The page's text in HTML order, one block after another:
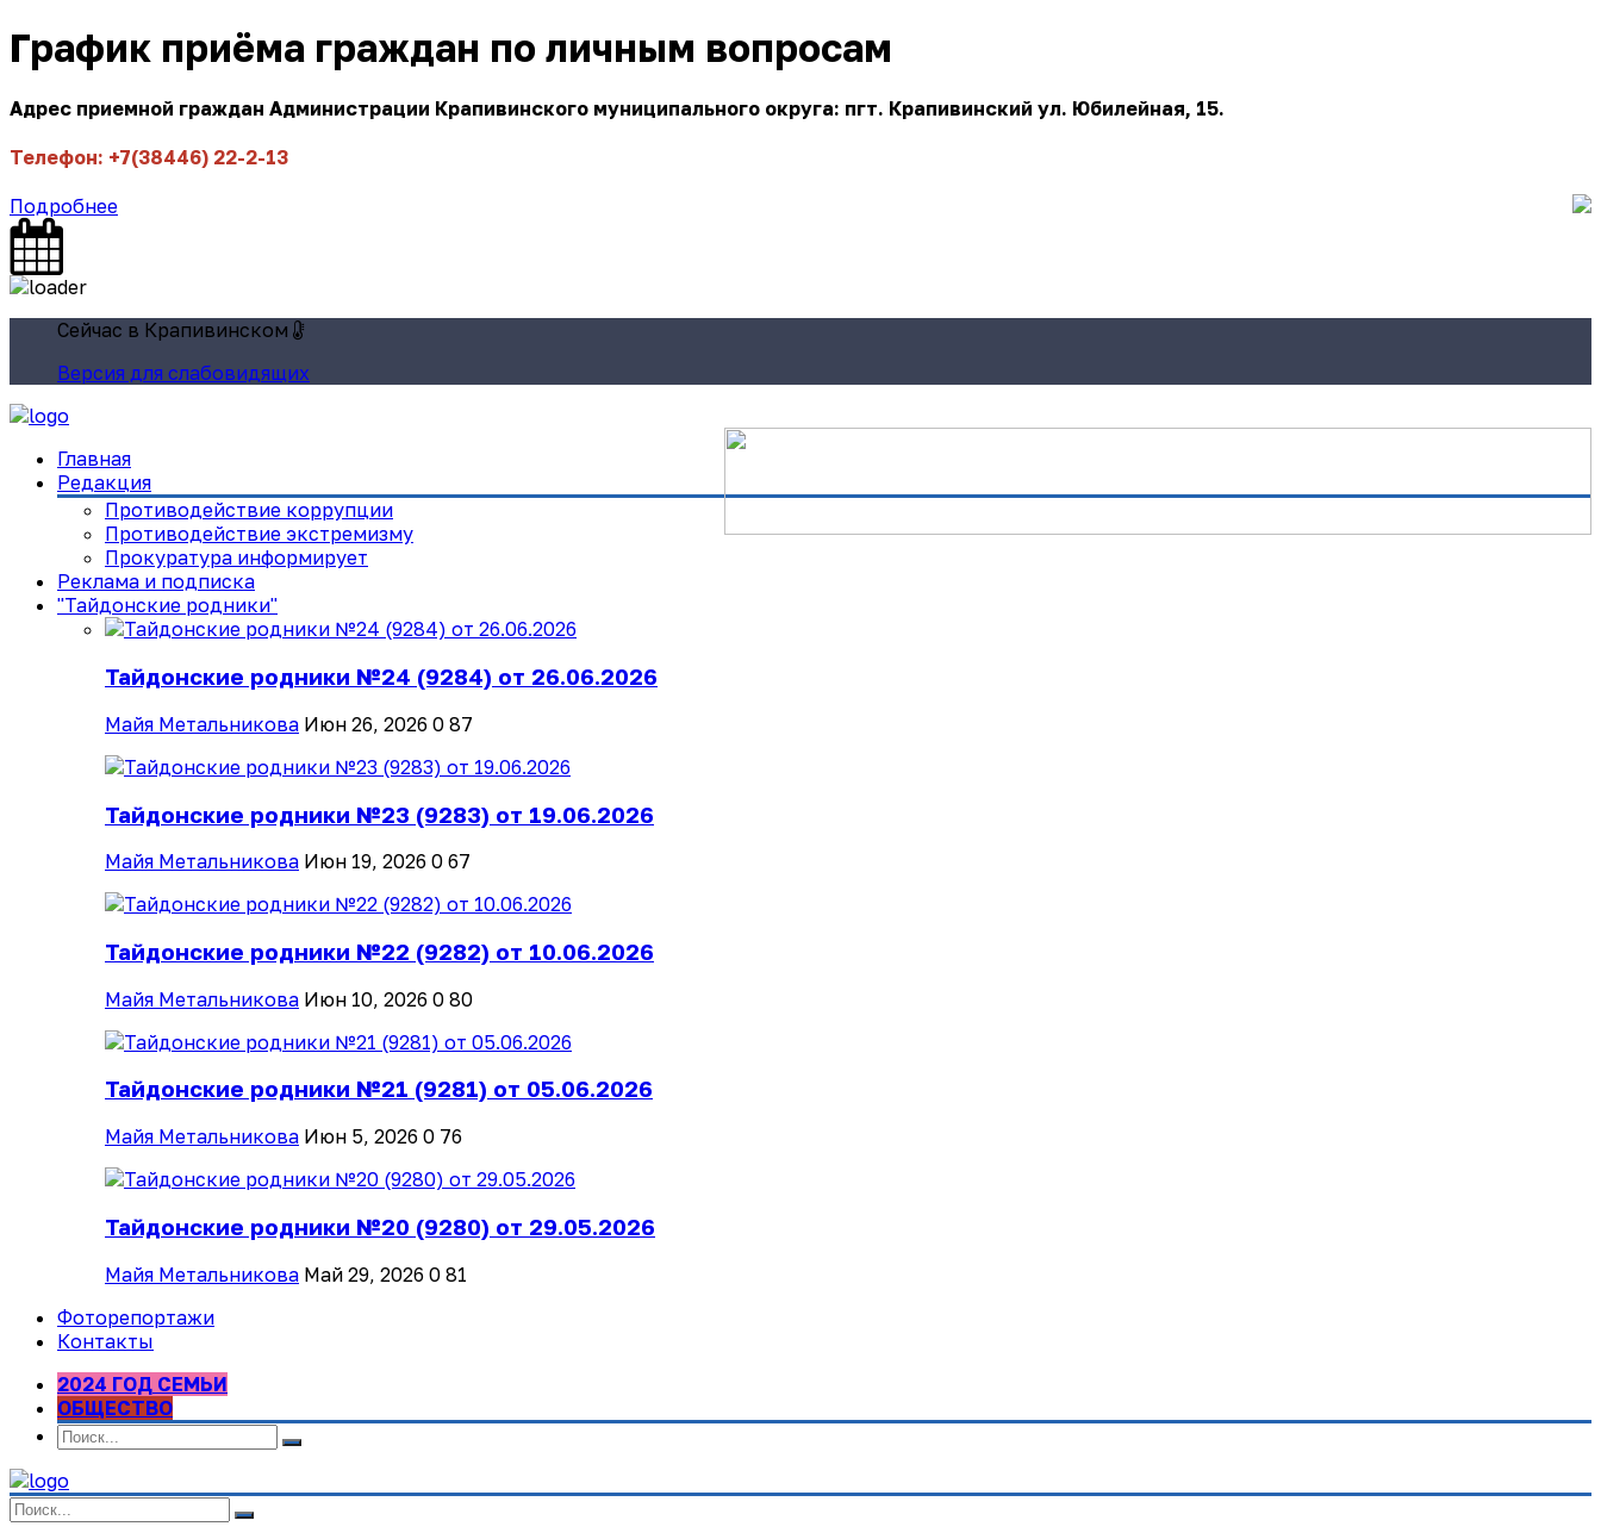
График приёма граждан по личным вопросам
Адрес приемной граждан Администрации Крапивинского муниципального округа: пгт. Крапивинский ул. Юбилейная, 15.
Телефон: +7(38446) 22-2-13
Подробнее
Сейчас в Крапивинском
Версия для слабовидящих
Главная
Редакция
Противодействие коррупции
Противодействие экстремизму
Прокуратура информирует
Реклама и подписка
"Тайдонские родники"
Тайдонские родники №24 (9284) от 26.06.2026
Майя Метальникова Июн 26, 2026 0 87
Тайдонские родники №23 (9283) от 19.06.2026
Майя Метальникова Июн 19, 2026 0 67
Тайдонские родники №22 (9282) от 10.06.2026
Майя Метальникова Июн 10, 2026 0 80
Тайдонские родники №21 (9281) от 05.06.2026
Майя Метальникова Июн 5, 2026 0 76
Тайдонские родники №20 (9280) от 29.05.2026
Майя Метальникова Май 29, 2026 0 81
Фоторепортажи
Контакты
2024 ГОД СЕМЬИ
ОБЩЕСТВО